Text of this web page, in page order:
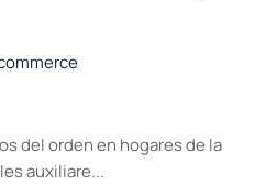
del orden en hogares de la
auxiliare...